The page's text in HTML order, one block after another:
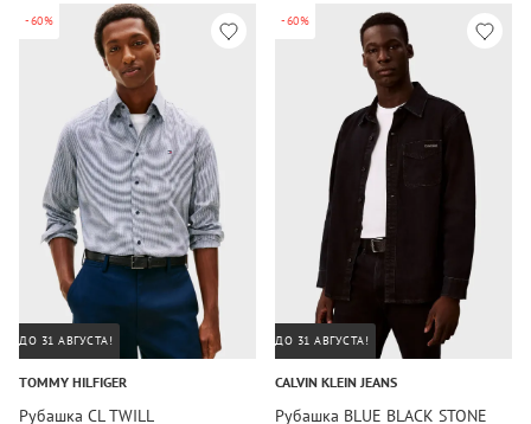
-60%
ДО 31 АВГУСТА!
TOMMY HILFIGER
Рубашка CL TWILL
-60%
ДО 31 АВГУСТА!
CALVIN KLEIN JEANS
Рубашка BLUE BLACK STONE